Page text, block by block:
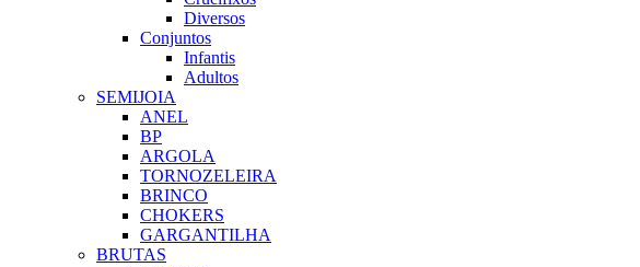
Diversos
Conjuntos
Infantis
Adultos
SEMIJOIA
ANEL
BP
ARGOLA
TORNOZELEIRA
BRINCO
CHOKERS
GARGANTILHA
BRUTAS